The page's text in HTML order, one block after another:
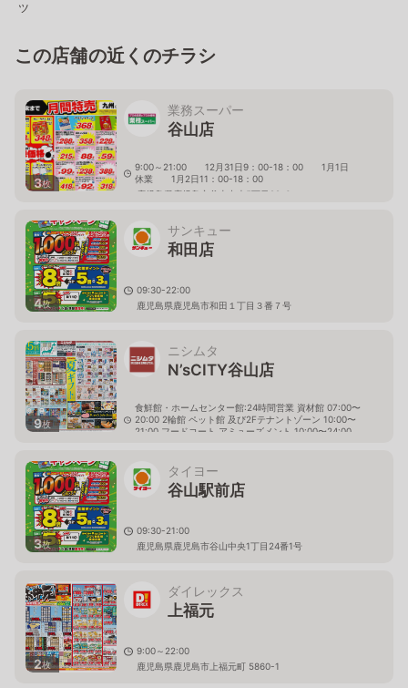
ツ
この店舗の近くのチラシ
3枚
業務スーパー
谷山店
9:00～21:00 12月31日9：00-18：00 1月1日
休業 1月2日11：00-18：00
鹿児島県鹿児島市谷山中央5丁目29-6
4枚
サンキュー
和田店
09:30-22:00
鹿児島県鹿児島市和田１丁目３番７号
9枚
ニシムタ
N’sCITY谷山店
食鮮館・ホームセンター館:24時間営業 資材館 07:00〜
20:00 2輪館 ペット館 及び2Fテナントゾーン 10:00〜
21:00 フードコート アミューズメント 10:00〜24:00
3枚
タイヨー
谷山駅前店
09:30-21:00
鹿児島県鹿児島市谷山中央1丁目24番1号
2枚
ダイレックス
上福元
9:00～22:00
鹿児島県鹿児島市上福元町 5860-1